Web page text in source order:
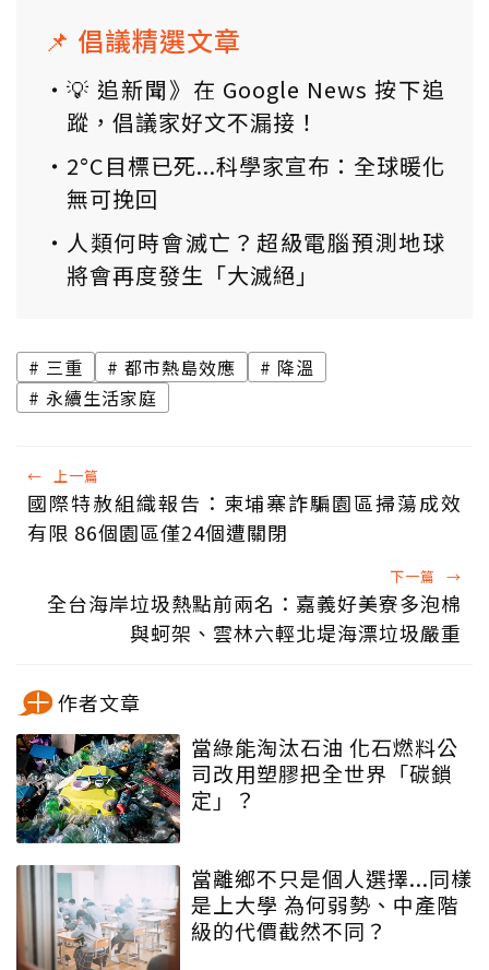
📌 倡議精選文章
💡 追新聞》在 Google News 按下追
蹤，倡議家好文不漏接！
2°C目標已死...科學家宣布：全球暖化
無可挽回
人類何時會滅亡？超級電腦預測地球
將會再度發生「大滅絕」
三重 都市熱島效應
降溫
永續生活家庭
← 上一篇
國際特赦組織報告：柬埔寨詐騙園區掃蕩成效
有限 86個園區僅24個遭關閉
下一篇 →
全台海岸垃圾熱點前兩名：嘉義好美寮多泡棉
與蚵架、雲林六輕北堤海漂垃圾嚴重
作者文章
當綠能淘汰石油 化石燃料公
司改用塑膠把全世界「碳鎖
定」？
當離鄉不只是個人選擇...同樣
是上大學 為何弱勢、中產階
級的代價截然不同？